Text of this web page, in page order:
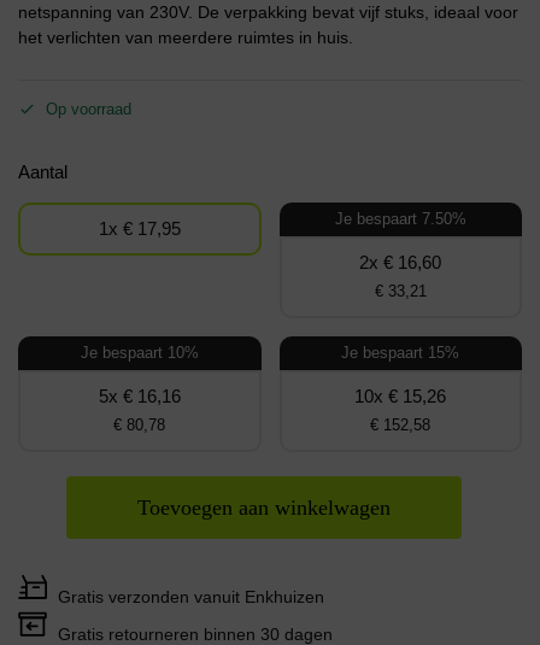
netspanning van 230V. De verpakking bevat vijf stuks, ideaal voor
het verlichten van meerdere ruimtes in huis.
Op voorraad
Aantal
1x € 17,95 Je bespaart 7.50%
2x € 16,60
€ 33,21
Je bespaart 10%
5x € 16,16
€ 80,78
Je bespaart 15%
10x € 15,26
€ 152,58
Toevoegen aan winkelwagen
Gratis verzonden vanuit Enkhuizen
Gratis retourneren binnen 30 dagen